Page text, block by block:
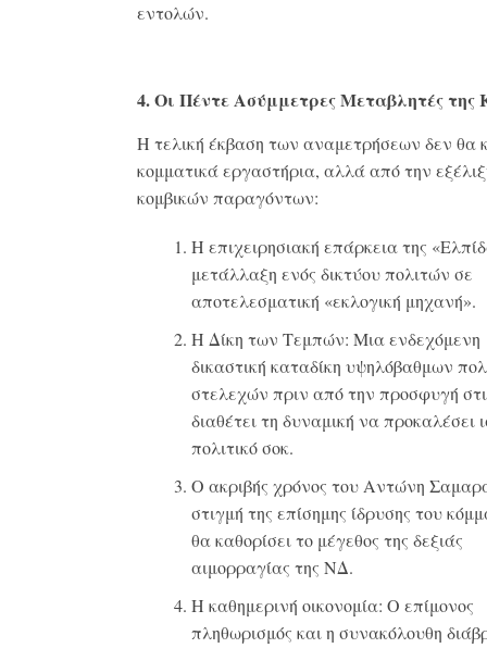
εντολών.
4. Οι Πέντε Ασύμμετρες Μεταβλητές της
Η τελική έκβαση των αναμετρήσεων δεν θα
κομματικά εργαστήρια, αλλά από την
κομβικών παραγόντων:
Η επιχειρησιακή επάρκεια της
μετάλλαξη ενός δικτύου πολιτών σε
αποτελεσματική «εκλογική μηχανή».
Η Δίκη των Τεμπών: Μια ενδεχόμενη
δικαστική καταδίκη υψηλόβαθμων
στελεχών πριν από την προσφυγή
διαθέτει τη δυναμική να προκαλέσει
πολιτικό σοκ.
Ο ακριβής χρόνος του Αντώνη
στιγμή της επίσημης ίδρυσης του
θα καθορίσει το μέγεθος της δεξιάς
αιμορραγίας της ΝΔ.
Η καθημερινή οικονομία: Ο επίμονος
πληθωρισμός και η συνακόλουθη